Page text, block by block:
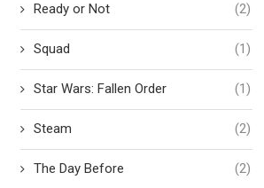
Ready or Not (2)
Squad (1)
Star Wars: Fallen Order (1)
Steam (2)
The Day Before (2)